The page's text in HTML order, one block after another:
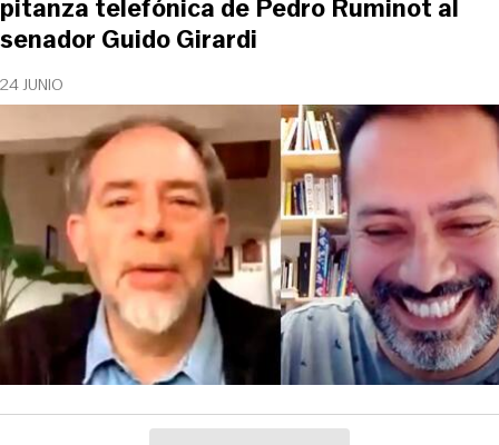
24 JUNIO
pitanza telefónica de Pedro Ruminot al
senador Guido Girardi